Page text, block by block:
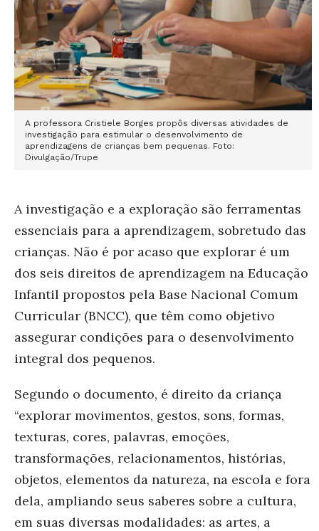
A professora Cristiele Borges propôs diversas atividades de
investigação para estimular o desenvolvimento de
aprendizagens de crianças bem pequenas. Foto:
Divulgação/Trupe
A investigação e a exploração são ferramentas
essenciais para a aprendizagem, sobretudo das
crianças. Não é por acaso que explorar é um
dos seis direitos de aprendizagem na Educação
Infantil propostos pela Base Nacional Comum
Curricular (BNCC), que têm como objetivo
assegurar condições para o desenvolvimento
integral dos pequenos.
Segundo o documento, é direito da criança
“explorar movimentos, gestos, sons, formas,
texturas, cores, palavras, emoções,
transformações, relacionamentos, histórias,
objetos, elementos da natureza, na escola e fora
dela, ampliando seus saberes sobre a cultura,
em suas diversas modalidades: as artes, a